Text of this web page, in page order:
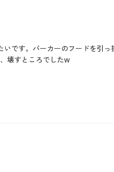
です。パーカーのフードを引
壊すところでしたw